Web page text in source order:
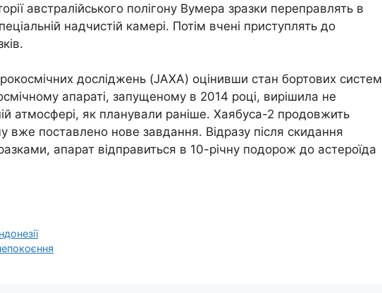
австралійського полігону Вумера зразки переправлять в
надчистій камері. Потім вчені приступлять до
досліджень (JAXA) оцінивши стан бортових систем
апараті, запущеному в 2014 році, вирішила не
атмосфері, як планували раніше. Хаябуса-2 продовжить
вже поставлено нове завдання. Відразу після скидання
апарат відправиться в 10-річну подорож до астероїда